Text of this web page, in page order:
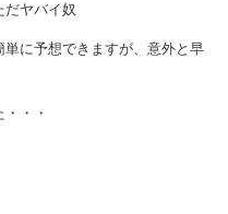
だヤバイ奴
に予想できますが、意外と早
・・